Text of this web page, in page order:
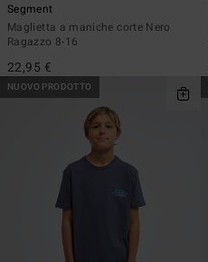
Segment
Maglietta a maniche corte Nero
Ragazzo 8-16
22,95 €
NUOVO PRODOTTO